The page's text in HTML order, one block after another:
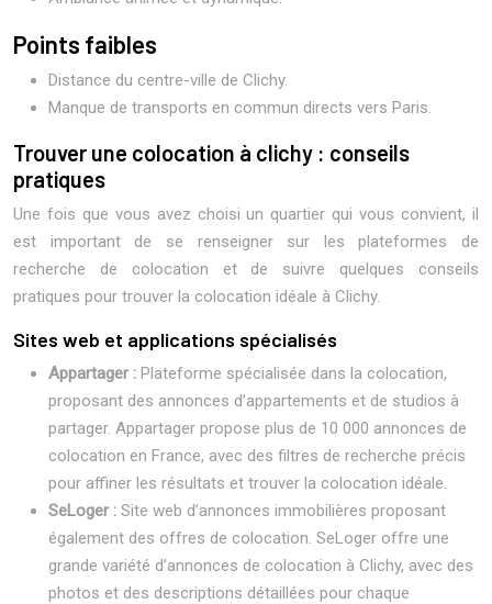
Points faibles
Distance du centre-ville de Clichy.
Manque de transports en commun directs vers Paris.
Trouver une colocation à clichy : conseils
pratiques
Une fois que vous avez choisi un quartier qui vous convient, il
est important de se renseigner sur les plateformes de
recherche de colocation et de suivre quelques conseils
pratiques pour trouver la colocation idéale à Clichy.
Sites web et applications spécialisés
Appartager : Plateforme spécialisée dans la colocation,
proposant des annonces d’appartements et de studios à
partager. Appartager propose plus de 10 000 annonces de
colocation en France, avec des filtres de recherche précis
pour affiner les résultats et trouver la colocation idéale.
SeLoger : Site web d’annonces immobilières proposant
également des offres de colocation. SeLoger offre une
grande variété d’annonces de colocation à Clichy, avec des
photos et des descriptions détaillées pour chaque